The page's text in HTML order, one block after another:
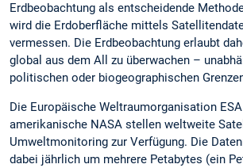
Erdbeobachtung als entscheidende
wird die Erdoberfläche mittels
vermessen. Die Erdbeobachtung erlaubt
global aus dem All zu überwachen –
politischen oder biogeographischen
Die Europäische Weltraumorganisation
amerikanische NASA stellen weltweite
Umweltmonitoring zur Verfügung. Die
dabei jährlich um mehrere Petabytes (ein